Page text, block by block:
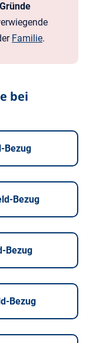
Familie.
bei
Bezug
Bezug
Bezug
Bezug